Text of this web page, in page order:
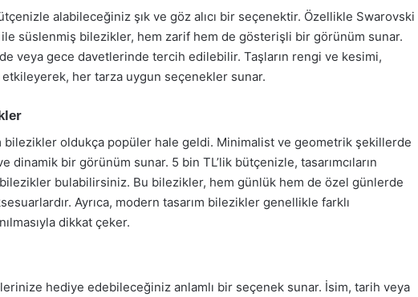
alabileceğiniz şık ve göz alıcı bir seçenektir. Özellikle Swarovski
süslenmiş bilezikler, hem zarif hem de gösterişli bir görünüm sunar.
veya gece davetlerinde tercih edilebilir. Taşların rengi ve kesimi,
her tarza uygun seçenekler sunar.
bilezikler oldukça popüler hale geldi. Minimalist ve geometrik şekillerde
dinamik bir görünüm sunar. 5 bin TL’lik bütçenizle, tasarımcıların
bilezikler bulabilirsiniz. Bu bilezikler, hem günlük hem de özel günlerde
Ayrıca, modern tasarım bilezikler genellikle farklı
dikkat çeker.
hediye edebileceğiniz anlamlı bir seçenek sunar. İsim, tarih veya